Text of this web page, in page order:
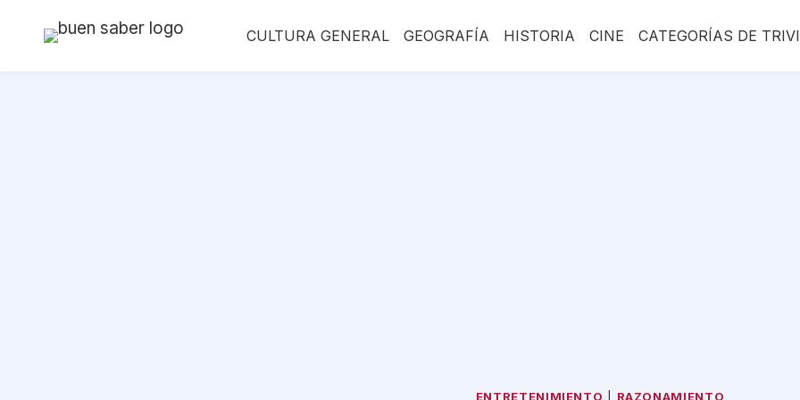
CULTURA GENERAL GEOGRAFÍA HISTORIA CINE CATEGORÍAS DE
ENTRETENIMIENTO RAZONAMIENTO